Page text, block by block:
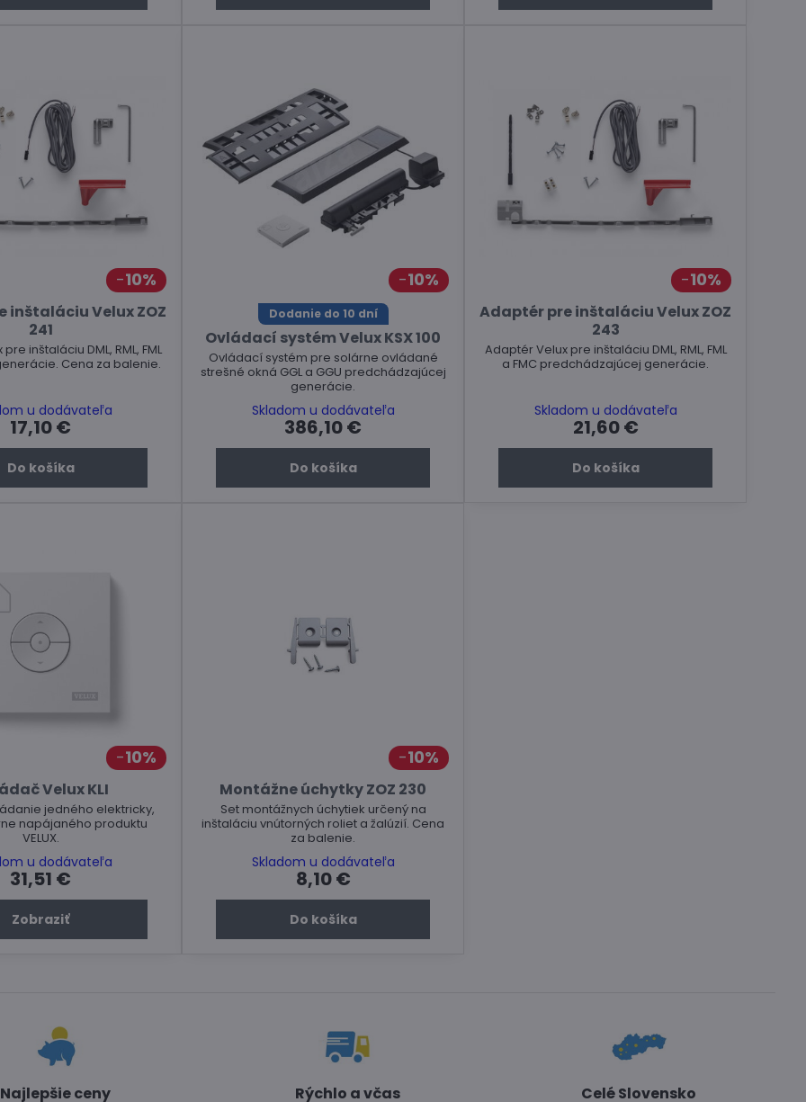
10%
inštaláciu Velux ZOZ
241
inštaláciu DML, RML, FML
Cena za balenie.
u dodávateľa
17,10 €
Do košíka
10%
Dodanie do 10 dní
Ovládací systém Velux KSX 100
Ovládací systém pre solárne ovládané
strešné okná GGL a GGU predchádzajúcej
generácie.
Skladom u dodávateľa
386,10 €
Do košíka
10%
Adaptér pre inštaláciu Velux ZOZ
243
Adaptér Velux pre inštaláciu DML, RML, FML
a FMC predchádzajúcej generácie.
Skladom u dodávateľa
21,60 €
Do košíka
10%
Velux KLI
jedného elektricky,
napájaného produktu
VELUX.
u dodávateľa
31,51 €
Zobraziť
10%
Montážne úchytky ZOZ 230
Set montážnych úchytiek určený na
inštaláciu vnútorných roliet a žalúzií. Cena
za balenie.
Skladom u dodávateľa
8,10 €
Do košíka
Najlepšie ceny Rýchlo a včas Celé Slovensko